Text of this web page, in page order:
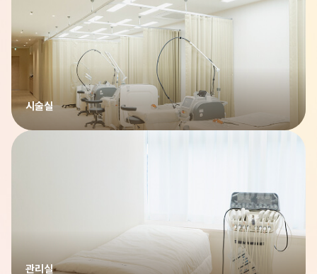
시술실
관리실